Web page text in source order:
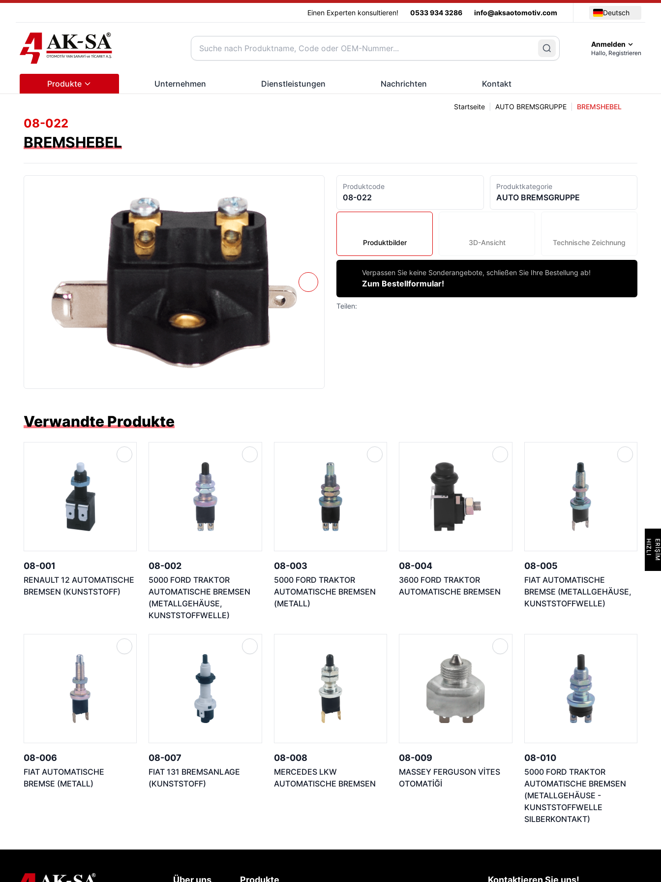
Einen Experten konsultieren! 0533 934 3286 info@aksaotomotiv.com Deutsch
Anmelden
Hallo, Registrieren
Produkte Unternehmen Dienstleistungen Nachrichten Kontakt
Startseite AUTO BREMSGRUPPE BREMSHEBEL
08-022
BREMSHEBEL
Produktcode
08-022
Produktkategorie
AUTO BREMSGRUPPE
Produktbilder 3D-Ansicht Technische Zeichnung
Verpassen Sie keine Sonderangebote, schließen Sie Ihre Bestellung ab!
Zum Bestellformular!
Teilen:
Verwandte Produkte
08-001
RENAULT 12 AUTOMATISCHE
BREMSEN (KUNSTSTOFF)
08-002
5000 FORD TRAKTOR
AUTOMATISCHE BREMSEN
(METALLGEHÄUSE,
KUNSTSTOFFWELLE)
08-003
5000 FORD TRAKTOR
AUTOMATISCHE BREMSEN
(METALL)
08-004
3600 FORD TRAKTOR
AUTOMATISCHE BREMSEN
08-005
FIAT AUTOMATISCHE
BREMSE (METALLGEHÄUSE,
KUNSTSTOFFWELLE)
08-006
FIAT AUTOMATISCHE
BREMSE (METALL)
08-007
FIAT 131 BREMSANLAGE
(KUNSTSTOFF)
08-008
MERCEDES LKW
AUTOMATISCHE BREMSEN
08-009
MASSEY FERGUSON VİTES
OTOMATİĞİ
08-010
5000 FORD TRAKTOR
AUTOMATISCHE BREMSEN
(METALLGEHÄUSE -
KUNSTSTOFFWELLE
SILBERKONTAKT)
Über uns Produkte Kontaktieren Sie uns!
H
I
Z
L
I
E
R
İ
Ş
İ
M